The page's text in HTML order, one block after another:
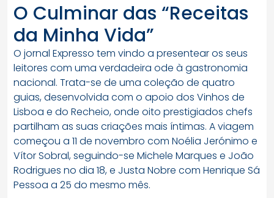
O Culminar das “Receitas
da Minha Vida”
O jornal Expresso tem vindo a presentear os seus
leitores com uma verdadeira ode à gastronomia
nacional. Trata-se de uma coleção de quatro
guias, desenvolvida com o apoio dos Vinhos de
Lisboa e do Recheio, onde oito prestigiados chefs
partilham as suas criações mais íntimas. A viagem
começou a 11 de novembro com Noélia Jerónimo e
Vítor Sobral, seguindo-se Michele Marques e João
Rodrigues no dia 18, e Justa Nobre com Henrique Sá
Pessoa a 25 do mesmo mês.